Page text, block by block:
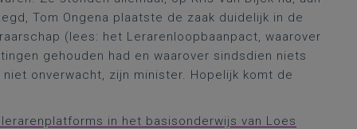
Tom Ongena plaatste de zaak duidelijk in de
(lees: het Lerarenloopbaanpact, waarover
gehouden had en waarover sindsdien niets
onverwacht, zijn minister. Hopelijk komt de
in het basisonderwijs van Loes